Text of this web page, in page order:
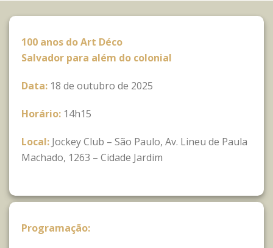
100 anos do Art Déco
Salvador para além do colonial
Data: 18 de outubro de 2025
Horário: 14h15
Local: Jockey Club – São Paulo, Av. Lineu de Paula
Machado, 1263 – Cidade Jardim
Programação: